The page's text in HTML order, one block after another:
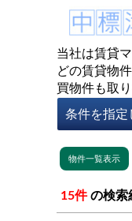
当社は賃貸
どの賃貸物
買物件も取
15件 の検索